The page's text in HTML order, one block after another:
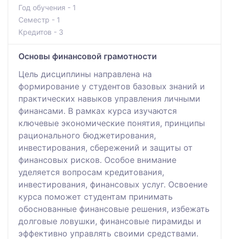
Год обучения - 1
Семестр - 1
Кредитов - 3
Основы финансовой грамотности
Цель дисциплины направлена на
формирование у студентов базовых знаний и
практических навыков управления личными
финансами. В рамках курса изучаются
ключевые экономические понятия, принципы
рационального бюджетирования,
инвестирования, сбережений и защиты от
финансовых рисков. Особое внимание
уделяется вопросам кредитования,
инвестирования, финансовых услуг. Освоение
курса поможет студентам принимать
обоснованные финансовые решения, избежать
долговые ловушки, финансовые пирамиды и
эффективно управлять своими средствами.